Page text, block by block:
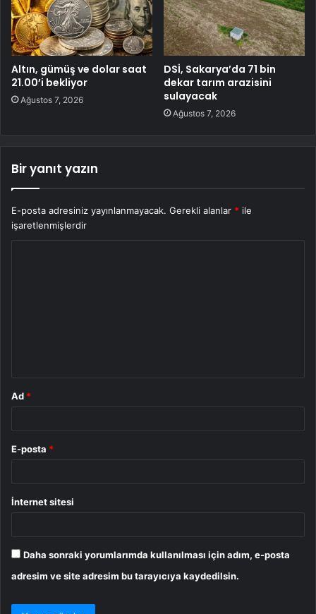
Altın, gümüş ve dolar saat
21.00’i bekliyor
Ağustos 7, 2026
DSİ, Sakarya’da 71 bin
dekar tarım arazisini
sulayacak
Ağustos 7, 2026
Bir yanıt yazın
E-posta adresiniz yayınlanmayacak. Gerekli alanlar * ile
işaretlenmişlerdir
Ad *
E-posta *
İnternet sitesi
Daha sonraki yorumlarımda kullanılması için adım, e-posta
adresim ve site adresim bu tarayıcıya kaydedilsin.